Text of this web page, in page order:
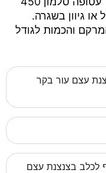
גיוון בשגרה.
והכמות לגודל
עצם עור בקר
לכלב בצנצנת עצם